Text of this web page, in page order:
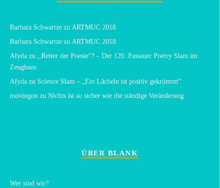
Barbara Schwartze zu ARTMUC 2018
Barbara Schwartze zu ARTMUC 2018
Afyda zu
,,Retter der Poesie“? – Der 120. Passauer Poetry Slam im
Zeughaus
Afyda zu Science Slam – „Ein Lächeln ist positiv gekrümmt“
movingon zu Nichts ist so sicher wie die ständige Veränderung
ÜBER BLANK
Wer sind wir?